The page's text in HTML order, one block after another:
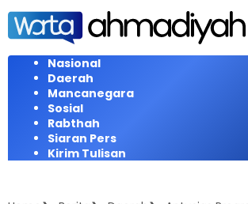
Langsung
konten
Nasional
Daerah
Mancanegara
Sosial
Rabthah
Siaran Pers
Kirim Tulisan